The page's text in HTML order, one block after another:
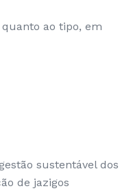
ao tipo, em
sustentável dos
de jazigos